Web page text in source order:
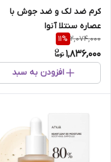
کرم ضد لک و ضد جوش با
عصاره سنتلا آنوا
2,074,000
11%
1,836,000
افزودن به سبد